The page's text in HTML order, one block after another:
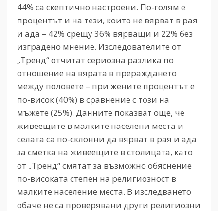
44% са скептично настроени. По-голям е
процентът и на тези, които не вярват в рая
и ада – 42% срещу 36% вярващи и 22% без
изградено мнение. Изследователите от
„Тренд“ отчитат сериозна разлика по
отношение на вярата в прераждането
между половете – при жените процентът е
по-висок (40%) в сравнение с този на
мъжете (25%). Данните показват още, че
живеещите в малките населени места и
селата са по-склонни да вярват в рая и ада
за сметка на живеещите в столицата, като
от „Тренд“ смятат за възможно обяснение
по-високата степен на религиозност в
малките население места. В изследването
обаче не са проверявани други религиозни